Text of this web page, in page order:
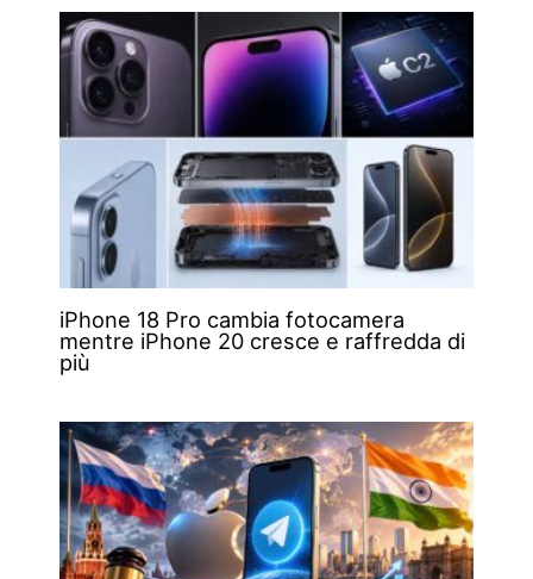
iPhone 18 Pro cambia fotocamera
mentre iPhone 20 cresce e raffredda di
più